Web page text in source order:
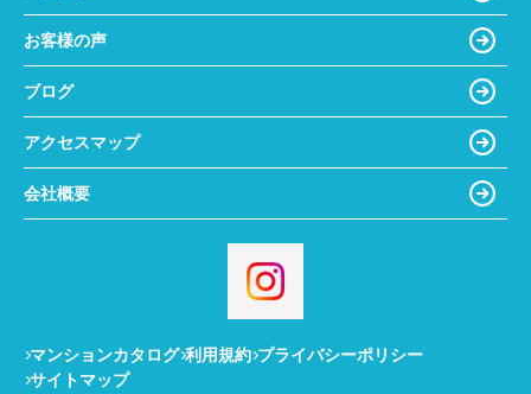
お客様の声
ブログ
アクセスマップ
会社概要
マンションカタログ 利用規約 プライバシーポリシー
サイトマップ